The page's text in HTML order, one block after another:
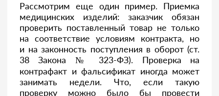
Рассмотрим еще один пример. Приемка
медицинских изделий: заказчик обязан
проверить поставленный товар не только
на соответствие условиям контракта, но
и на законность поступления в оборот (ст.
38 Закона № 323-ФЗ). Проверка на
контрафакт и фальсификат иногда может
занимать недели. Что, если такую
проверку можно было бы провести